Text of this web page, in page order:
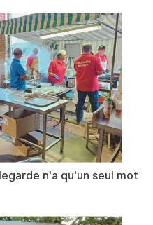
n'a qu'un seul mot